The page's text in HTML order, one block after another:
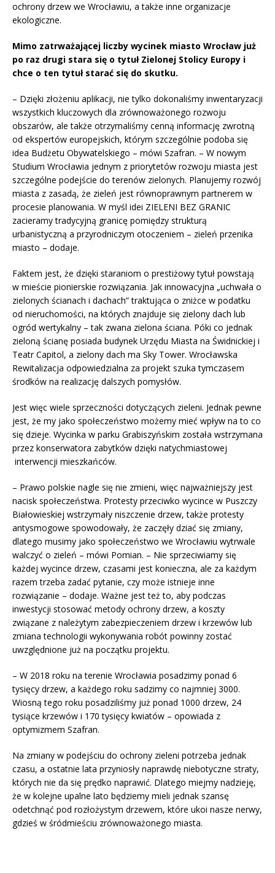
ochrony drzew we Wrocławiu, a także inne organizacje
ekologiczne.
Mimo zatrważającej liczby wycinek miasto Wrocław już
po raz drugi stara się o tytuł Zielonej Stolicy Europy i
chce o ten tytuł starać się do skutku.
– Dzięki złożeniu aplikacji, nie tylko dokonaliśmy inwentaryzacji
wszystkich kluczowych dla zrównoważonego rozwoju
obszarów, ale także otrzymaliśmy cenną informację zwrotną
od ekspertów europejskich, którym szczególnie podoba się
idea Budżetu Obywatelskiego – mówi Szafran. – W nowym
Studium Wrocławia jednym z priorytetów rozwoju miasta jest
szczególne podejście do terenów zielonych. Planujemy rozwój
miasta z zasadą, że zieleń jest równoprawnym partnerem w
procesie planowania. W myśl idei ZIELENI BEZ GRANIC
zacieramy tradycyjną granicę pomiędzy strukturą
urbanistyczną a przyrodniczym otoczeniem – zieleń przenika
miasto – dodaje.
Faktem jest, że dzięki staraniom o prestiżowy tytuł powstają
w mieście pionierskie rozwiązania. Jak innowacyjna „uchwała o
zielonych ścianach i dachach” traktująca o zniżce w podatku
od nieruchomości, na których znajduje się zielony dach lub
ogród wertykalny – tak zwana zielona ściana. Póki co jednak
zieloną ścianę posiada budynek Urzędu Miasta na Świdnickiej i
Teatr Capitol, a zielony dach ma Sky Tower. Wrocławska
Rewitalizacja odpowiedzialna za projekt szuka tymczasem
środków na realizację dalszych pomysłów.
Jest więc wiele sprzeczności dotyczących zieleni. Jednak pewne
jest, że my jako społeczeństwo możemy mieć wpływ na to co
się dzieje. Wycinka w parku Grabiszyńskim została wstrzymana
przez konserwatora zabytków dzięki natychmiastowej
interwencji mieszkańców.
– Prawo polskie nagle się nie zmieni, więc najważniejszy jest
nacisk społeczeństwa. Protesty przeciwko wycince w Puszczy
Białowieskiej wstrzymały niszczenie drzew, także protesty
antysmogowe spowodowały, że zaczęły dziać się zmiany,
dlatego musimy jako społeczeństwo we Wrocławiu wytrwale
walczyć o zieleń – mówi Pomian. – Nie sprzeciwiamy się
każdej wycince drzew, czasami jest konieczna, ale za każdym
razem trzeba zadać pytanie, czy może istnieje inne
rozwiązanie – dodaje. Ważne jest też to, aby podczas
inwestycji stosować metody ochrony drzew, a koszty
związane z należytym zabezpieczeniem drzew i krzewów lub
zmiana technologii wykonywania robót powinny zostać
uwzględnione już na początku projektu.
– W 2018 roku na terenie Wrocławia posadzimy ponad 6
tysięcy drzew, a każdego roku sadzimy co najmniej 3000.
Wiosną tego roku posadziliśmy już ponad 1000 drzew, 24
tysiące krzewów i 170 tysięcy kwiatów – opowiada z
optymizmem Szafran.
Na zmiany w podejściu do ochrony zieleni potrzeba jednak
czasu, a ostatnie lata przyniosły naprawdę niebotyczne straty,
których nie da się prędko naprawić. Dlatego miejmy nadzieję,
że w kolejne upalne lato będziemy mieli jednak szansę
odetchnąć pod rozłożystym drzewem, które ukoi nasze nerwy,
gdzieś w śródmieściu zrównoważonego miasta.